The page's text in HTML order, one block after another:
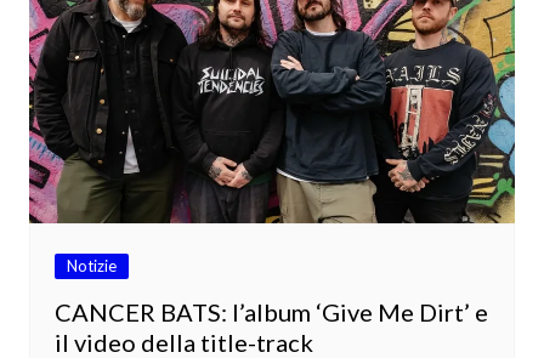
Notizie
CANCER BATS: l’album ‘Give Me Dirt’ e
il video della title-track